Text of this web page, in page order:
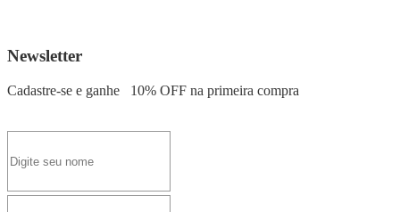
Newsletter
Cadastre-se e ganhe 10% OFF na primeira compra